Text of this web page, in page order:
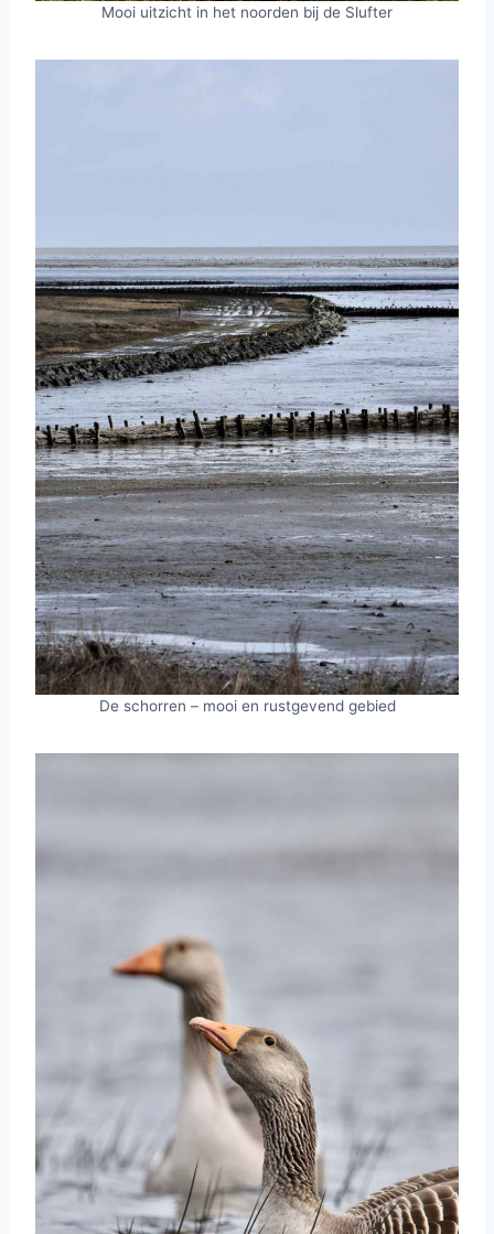
Mooi uitzicht in het noorden bij de Slufter
De schorren – mooi en rustgevend gebied